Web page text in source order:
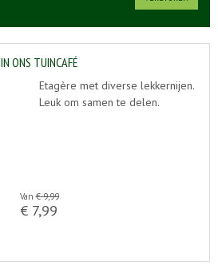
IN ONS TUINCAFÉ
Etagère met diverse lekkernijen.
Leuk om samen te delen.
Van € 9,99
€ 7,99